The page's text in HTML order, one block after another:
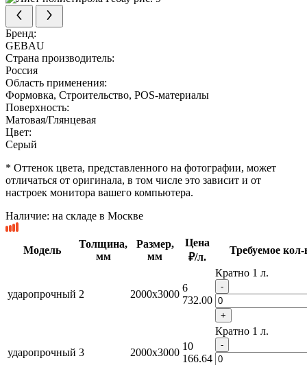
Бренд:
GEBAU
Страна производитель:
Россия
Область применения:
Формовка, Строительство, POS-материалы
Поверхность:
Матовая/Глянцевая
Цвет:
Серый
* Оттенок цвета, представленного на фотографии, может
отличаться от оригинала, в том числе это зависит и от
настроек монитора вашего компьютера.
Наличие: на складе в Москве
Модель
Толщина,
мм
Размер,
мм
Цена
₽/л.
Требуемое кол-
ударопрочный 2 2000x3000
6
732.00
Кратно 1 л.
-
+
ударопрочный 3 2000x3000
10
166.64
Кратно 1 л.
-